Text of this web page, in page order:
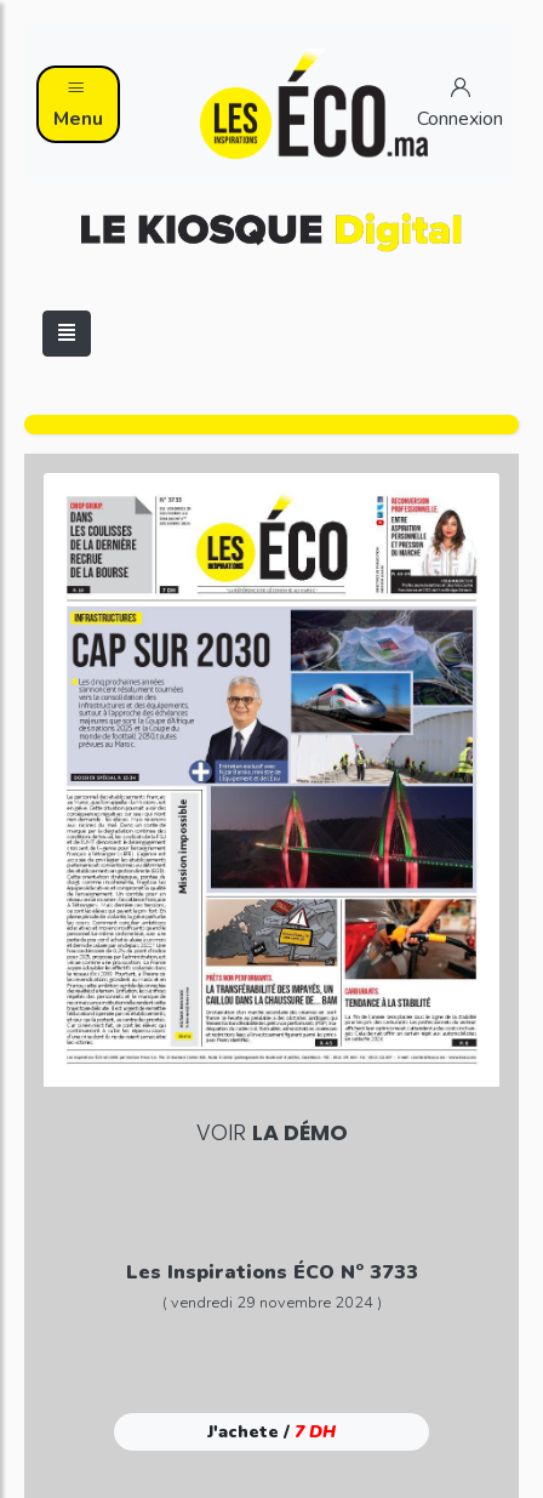
Menu Connexion
VOIR LA DÉMO
Les Inspirations ÉCO N° 3733
( vendredi 29 novembre 2024 )
J'achete / 7 DH